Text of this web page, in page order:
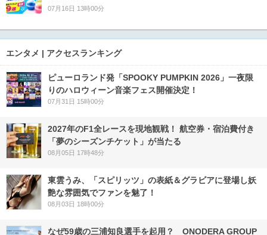
07月16日 13時00分
エンタメ | アクセスランキング
ピューロランド発「SPOOKY PUMPKIN 2026」一夜限
りのハロウィーン音楽フェス開催決定！
07月31日 15時00分
2027年のF1全レースを現地観戦！ 航空券・宿泊費付き
「夢のシーズンチケット」が当たる
08月05日 17時48分
東雲うみ、「スピリッツ」の表紙＆グラビアに登場し妖
艶な雰囲気でファンを魅了！
08月03日 18時00分
なぜ59歳の三浦知良選手を起用？ ONODERA GROUP